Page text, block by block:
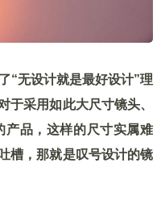
“无设计就是最好设计”理
于采用如此大尺寸镜头、
产品，这样的尺寸实属难
槽，那就是叹号设计的镜